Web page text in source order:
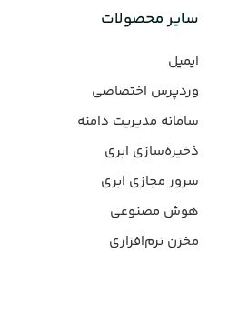
سایر محصولات
ایمیل
وردپرس‌ اختصاصی
سامانه مدیریت دامنه
ذخیره‌سازی ابری
سرور مجازی ابری
هوش مصنوعی
مخزن نرم‌افزاری